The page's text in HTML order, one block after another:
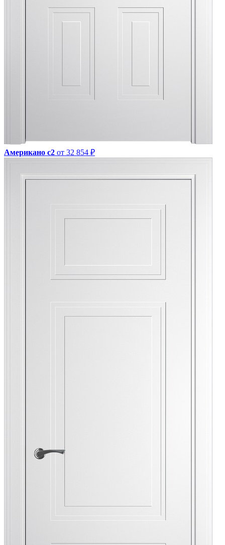
Американо с2 от 32 854 ₽